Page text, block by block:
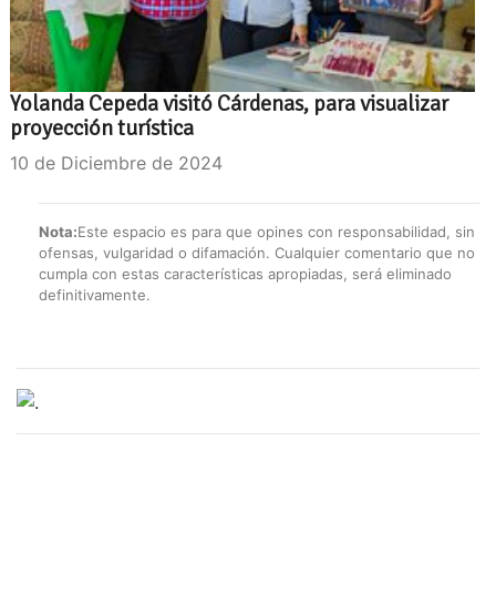
Yolanda Cepeda visitó Cárdenas, para visualizar
proyección turística
10 de Diciembre de 2024
Nota:Este espacio es para que opines con responsabilidad, sin
ofensas, vulgaridad o difamación. Cualquier comentario que no
cumpla con estas características apropiadas, será eliminado
definitivamente.